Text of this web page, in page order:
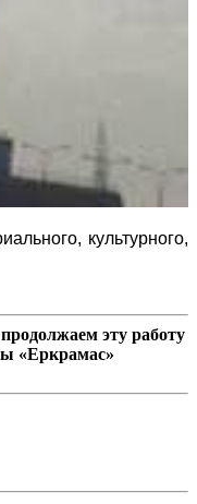
культурного,
эту работу
«Еркрамас»